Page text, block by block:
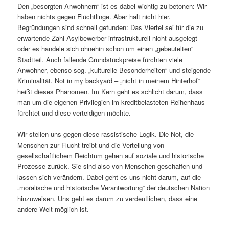
Den „besorgten Anwohnern“ ist es dabei wichtig zu betonen: Wir
haben nichts gegen Flüchtlinge. Aber halt nicht hier.
Begründungen sind schnell gefunden: Das Viertel sei für die zu
erwartende Zahl Asylbewerber infrastrukturell nicht ausgelegt
oder es handele sich ohnehin schon um einen „gebeutelten“
Stadtteil. Auch fallende Grundstückpreise fürchten viele
Anwohner, ebenso sog. „kulturelle Besonderheiten“ und steigende
Kriminalität. Not in my backyard – „nicht in meinem Hinterhof“
heißt dieses Phänomen. Im Kern geht es schlicht darum, dass
man um die eigenen Privilegien im kreditbelasteten Reihenhaus
fürchtet und diese verteidigen möchte.
Wir stellen uns gegen diese rassistische Logik. Die Not, die
Menschen zur Flucht treibt und die Verteilung von
gesellschaftlichem Reichtum gehen auf soziale und historische
Prozesse zurück. Sie sind also von Menschen geschaffen und
lassen sich verändern. Dabei geht es uns nicht darum, auf die
„moralische und historische Verantwortung“ der deutschen Nation
hinzuweisen. Uns geht es darum zu verdeutlichen, dass eine
andere Welt möglich ist.